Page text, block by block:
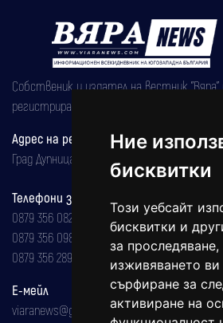
Ние
бисквитки
Този уебсайт
бисквитки и
за
изживяването ви
сърфиране за
активиране на
Собственик и издател на вестник
регистрирана на 08.05.2002 година.
Адрес на редакцията
Град Дупница, ул.''Христо Ботев" 43
Телефони за реклама и абонаменти
0879 356 082
0879 356 098
0879 356 289
Е-мейл
viaranews@gmail.com